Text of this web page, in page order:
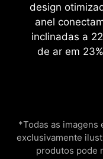
design
anel
inclinadas a
de ar em
*Todas as imagens
exclusivamente
produtos pode